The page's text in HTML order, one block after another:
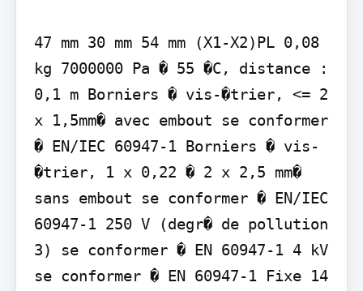
47 mm 30 mm 54 mm (X1-X2)PL 0,08
kg 7000000 Pa � 55 �C, distance :
0,1 m Borniers � vis-�trier, <= 2
x 1,5mm� avec embout se conformer
� EN/IEC 60947-1 Borniers � vis-
�trier, 1 x 0,22 � 2 x 2,5 mm�
sans embout se conformer � EN/IEC
60947-1 250 V (degr� de pollution
3) se conformer � EN 60947-1 4 kV
se conformer � EN 60947-1 Fixe 14